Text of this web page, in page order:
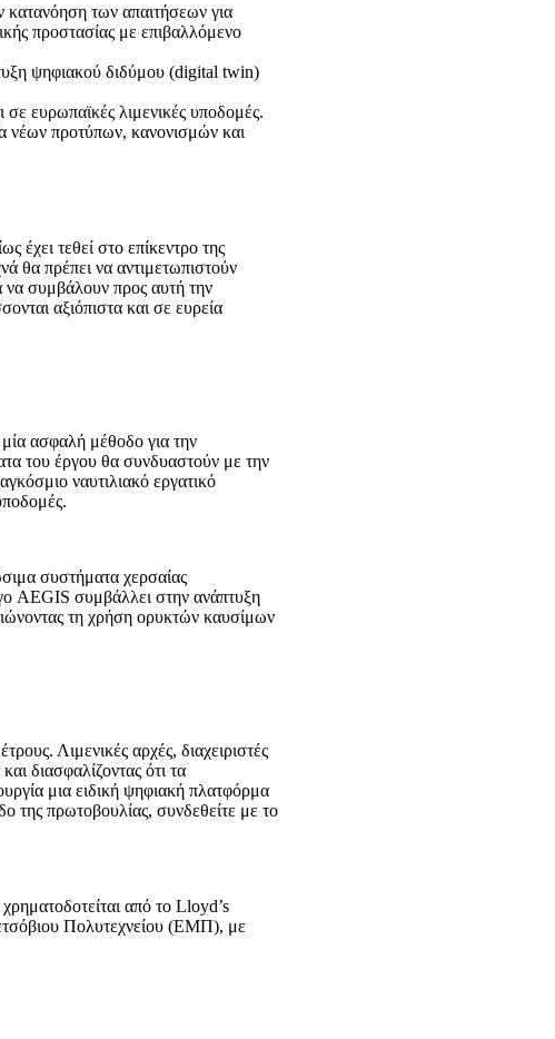
των απαιτήσεων για
προστασίας με επιβαλλόμενο
ψηφιακού διδύμου (digital twin)
ευρωπαϊκές λιμενικές υποδομές.
νέων προτύπων, κανονισμών και
έχει τεθεί στο επίκεντρο της
θα πρέπει να αντιμετωπιστούν
να συμβάλουν προς αυτή την
αξιόπιστα και σε ευρεία
ασφαλή μέθοδο για την
του έργου θα συνδυαστούν με την
ναυτιλιακό εργατικό
συστήματα χερσαίας
AEGIS συμβάλλει στην ανάπτυξη
τη χρήση ορυκτών καυσίμων
Λιμενικές αρχές, διαχειριστές
διασφαλίζοντας ότι τα
μια ειδική ψηφιακή πλατφόρμα
της πρωτοβουλίας, συνδεθείτε με το
από το Lloyd’s
Πολυτεχνείου (ΕΜΠ), με